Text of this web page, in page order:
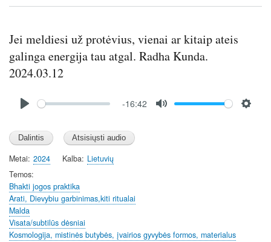
Jei meldiesi už protėvius, vienai ar kitaip ateis
galinga energija tau atgal. Radha Kunda.
2024.03.12
l
a
y
-16:42
Metai 2024 Kalba
Lietuvių
Temos
Bhakti jogos praktika
Arati, Dievybiu garbinimas,kiti ritualai
Malda
Visata/subtilūs dėsniai
Kosmologija, mistinės butybės, įvairios gyvybės formos, materialus